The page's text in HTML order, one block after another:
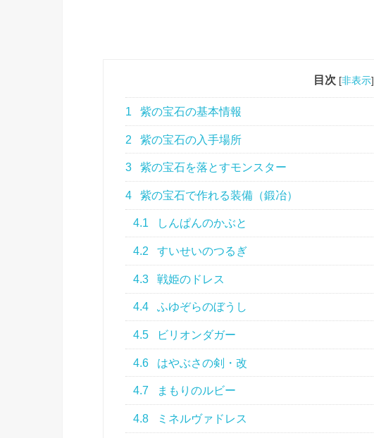
目次 [非表示]
1 紫の宝石の基本情報
2 紫の宝石の入手場所
3 紫の宝石を落とすモンスター
4 紫の宝石で作れる装備（鍛冶）
4.1 しんぱんのかぶと
4.2 すいせいのつるぎ
4.3 戦姫のドレス
4.4 ふゆぞらのぼうし
4.5 ビリオンダガー
4.6 はやぶさの剣・改
4.7 まもりのルビー
4.8 ミネルヴァドレス